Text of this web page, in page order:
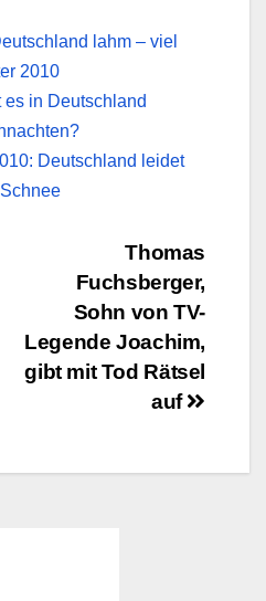
lahm – viel
2010
es in Deutschland
Deutschland leidet
Thomas
Fuchsberger,
Sohn von TV-
Legende Joachim,
gibt mit Tod Rätsel
auf